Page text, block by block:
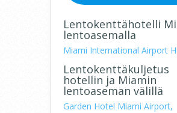
Lentokenttähotelli
lentoasemalla
Miami International Airport
Lentokenttäkuljetus
hotellin ja Miamin
lentoaseman välillä
Garden Hotel Miami Airport,